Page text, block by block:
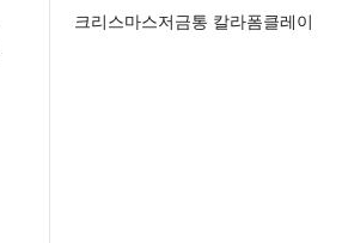
크리스마스저금통 칼라폼클레이